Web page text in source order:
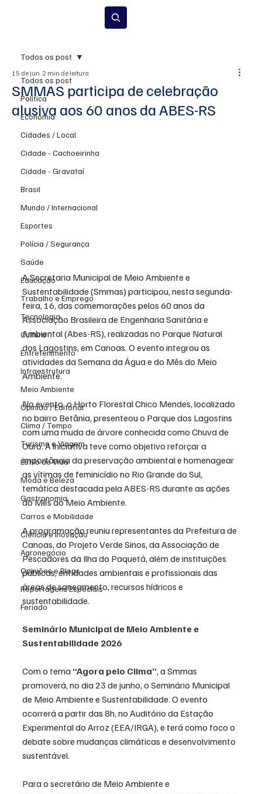
Todos os post
Política
Economia
Cidades / Local
Cidade - Cachoeirinha
Cidade - Gravataí
Brasil
Mundo / Internacional
Esportes
Polícia / Segurança
Saúde
Educação
Trabalho e Emprego
Tecnologia
Cultura
Entretenimento
Infraestrutura
Meio Ambiente
Opinião / Editorial
Clima / Tempo
Turismo e Viagem
Estilo de Vida
Moda e Beleza
Gastronomia
Carros e Mobilidade
Ciência e Inovação
Agronegócio
Opiniões e Blogs
Reportagens Especiais
Feriado
Todos os post
SMMAS participa de celebração
alusiva aos 60 anos da ABES-RS
15 de jun. 2 min de leitura
A Secretaria Municipal de Meio Ambiente e
Sustentabilidade (Smmas) participou, nesta segunda-
feira, 16, das comemorações pelos 60 anos da
Associação Brasileira de Engenharia Sanitária e
Ambiental (Abes-RS), realizadas no Parque Natural
dos Lagostins, em Canoas. O evento integrou as
atividades da Semana da Água e do Mês do Meio
Ambiente.
No evento, o Horto Florestal Chico Mendes, localizado
no bairro Betânia, presenteou o Parque dos Lagostins
com uma muda de árvore conhecida como Chuva de
Ouro. A iniciativa teve como objetivo reforçar a
importância da preservação ambiental e homenagear
as vítimas de feminicídio no Rio Grande do Sul,
temática destacada pela ABES-RS durante as ações
do Mês do Meio Ambiente.
A programação reuniu representantes da Prefeitura de
Canoas, do Projeto Verde Sinos, da Associação de
Pescadores da Ilha do Paquetá, além de instituições
públicas, entidades ambientais e profissionais das
áreas de saneamento, recursos hídricos e
sustentabilidade.
Seminário Municipal de Meio Ambiente e
Sustentabilidade 2026
Com o tema “Agora pelo Clima”, a Smmas
promoverá, no dia 23 de junho, o Seminário Municipal
de Meio Ambiente e Sustentabilidade. O evento
ocorrerá a partir das 8h, no Auditório da Estação
Experimental do Arroz (EEA/IRGA), e terá como foco o
debate sobre mudanças climáticas e desenvolvimento
sustentável.
Para o secretário de Meio Ambiente e